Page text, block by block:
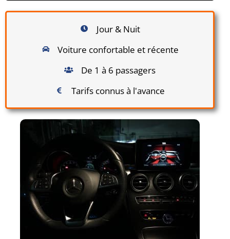
Jour & Nuit
Voiture confortable et récente
De 1 à 6 passagers
Tarifs connus à l'avance